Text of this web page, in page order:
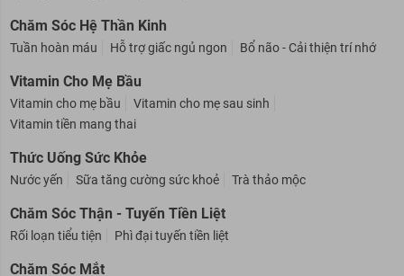
Chăm Sóc Hệ Thần Kinh
Tuần hoàn máu Hỗ trợ giấc ngủ ngon Bổ não - Cải thiện trí nhớ
Vitamin Cho Mẹ Bầu
Vitamin cho mẹ bầu
Vitamin cho mẹ sau sinh
Vitamin tiền mang thai
Thức Uống Sức Khỏe
Nước yến Sữa tăng cường sức khoẻ Trà thảo mộc
Chăm Sóc Thận - Tuyến Tiền Liệt
Rối loạn tiểu tiện Phì đại tuyến tiền liệt
Chăm Sóc Mắt